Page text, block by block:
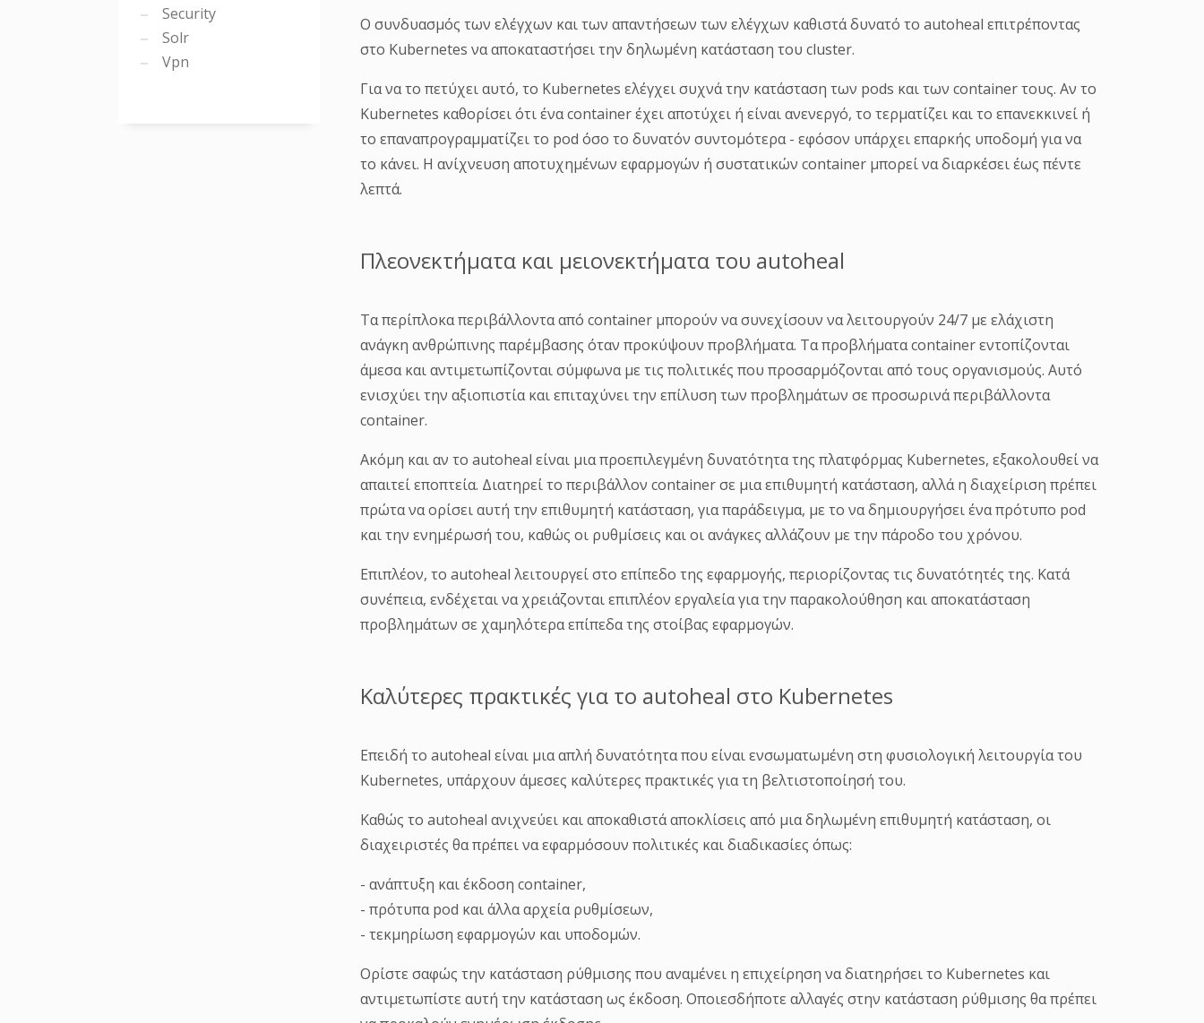
Ο συνδυασμός των ελέγχων και των απαντήσεων των ελέγχων καθιστά δυνατό το autoheal επιτρέποντας
στο Kubernetes να αποκαταστήσει την δηλωμένη κατάσταση του cluster.
Για να το πετύχει αυτό, το Kubernetes ελέγχει συχνά την κατάσταση των pods και των container τους. Αν το
Kubernetes καθορίσει ότι ένα container έχει αποτύχει ή είναι ανενεργό, το τερματίζει και το επανεκκινεί ή
το επαναπρογραμματίζει το pod όσο το δυνατόν συντομότερα - εφόσον υπάρχει επαρκής υποδομή για να
το κάνει. Η ανίχνευση αποτυχημένων εφαρμογών ή συστατικών container μπορεί να διαρκέσει έως πέντε
λεπτά.
Πλεονεκτήματα και μειονεκτήματα του autoheal
Τα περίπλοκα περιβάλλοντα από container μπορούν να συνεχίσουν να λειτουργούν 24/7 με ελάχιστη
ανάγκη ανθρώπινης παρέμβασης όταν προκύψουν προβλήματα. Τα προβλήματα container εντοπίζονται
άμεσα και αντιμετωπίζονται σύμφωνα με τις πολιτικές που προσαρμόζονται από τους οργανισμούς. Αυτό
ενισχύει την αξιοπιστία και επιταχύνει την επίλυση των προβλημάτων σε προσωρινά περιβάλλοντα
container.
Ακόμη και αν το autoheal είναι μια προεπιλεγμένη δυνατότητα της πλατφόρμας Kubernetes, εξακολουθεί να
απαιτεί εποπτεία. Διατηρεί το περιβάλλον container σε μια επιθυμητή κατάσταση, αλλά η διαχείριση πρέπει
πρώτα να ορίσει αυτή την επιθυμητή κατάσταση, για παράδειγμα, με το να δημιουργήσει ένα πρότυπο pod
και την ενημέρωσή του, καθώς οι ρυθμίσεις και οι ανάγκες αλλάζουν με την πάροδο του χρόνου.
Επιπλέον, το autoheal λειτουργεί στο επίπεδο της εφαρμογής, περιορίζοντας τις δυνατότητές της. Κατά
συνέπεια, ενδέχεται να χρειάζονται επιπλέον εργαλεία για την παρακολούθηση και αποκατάσταση
προβλημάτων σε χαμηλότερα επίπεδα της στοίβας εφαρμογών.
Καλύτερες πρακτικές για το autoheal στο Kubernetes
Επειδή το autoheal είναι μια απλή δυνατότητα που είναι ενσωματωμένη στη φυσιολογική λειτουργία του
Kubernetes, υπάρχουν άμεσες καλύτερες πρακτικές για τη βελτιστοποίησή του.
Καθώς το autoheal ανιχνεύει και αποκαθιστά αποκλίσεις από μια δηλωμένη επιθυμητή κατάσταση, οι
διαχειριστές θα πρέπει να εφαρμόσουν πολιτικές και διαδικασίες όπως:
- ανάπτυξη και έκδοση container,
- πρότυπα pod και άλλα αρχεία ρυθμίσεων,
- τεκμηρίωση εφαρμογών και υποδομών.
Ορίστε σαφώς την κατάσταση ρύθμισης που αναμένει η επιχείρηση να διατηρήσει το Kubernetes και
αντιμετωπίστε αυτή την κατάσταση ως έκδοση. Οποιεσδήποτε αλλαγές στην κατάσταση ρύθμισης θα πρέπει
Security
Solr
Vpn